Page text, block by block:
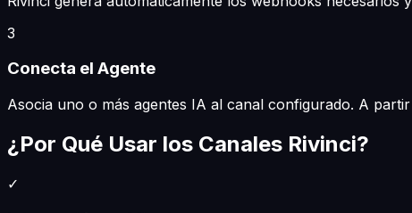
3
Conecta el Agente
Asocia uno o más agentes IA al canal configurado. A
¿Por Qué Usar los Canales Rivinci?
✓